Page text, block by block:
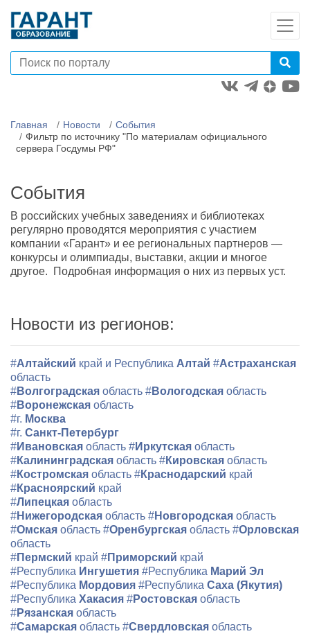
Главная Новости
События
Фильтр по источнику "По материалам официального
сервера Госдумы РФ"
События
В российских учебных заведениях и библиотеках
регулярно проводятся мероприятия с участием
компании «Гарант» и ее региональных партнеров —
конкурсы и олимпиады, выставки, акции и многое
другое. Подробная информация о них из первых уст.
Новости из регионов:
#Алтайский край и Республика Алтай #Астраханская
область
#Волгоградская область #Вологодская область
#Воронежская область
#г. Москва
#г. Санкт-Петербург
#Ивановская область #Иркутская область
#Калининградская область #Кировская область
#Костромская область #Краснодарский край
#Красноярский край
#Липецкая область
#Нижегородская область #Новгородская область
#Омская область #Оренбургская область #Орловская
область
#Пермский край #Приморский край
#Республика Ингушетия #Республика Марий Эл
#Республика Мордовия #Республика Саха (Якутия)
#Республика Хакасия #Ростовская область
#Рязанская область
#Самарская область #Свердловская область